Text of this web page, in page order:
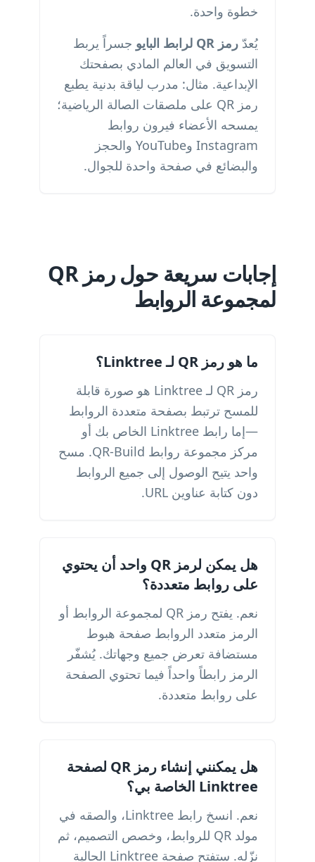
خطوة واحدة.
يُعدّ رمز QR لرابط البايو
جسراً يربط
التسويق في العالم المادي بصفحتك
الإبداعية. مثال: مدرب لياقة بدنية يطبع
رمز QR على ملصقات الصالة الرياضية؛
يمسحه الأعضاء فيرون روابط
Instagram وYouTube والحجز
والبضائع في صفحة واحدة للجوال.
إجابات سريعة حول رمز QR
لمجموعة الروابط
ما هو رمز QR لـ Linktree؟
رمز QR لـ Linktree هو صورة قابلة
للمسح ترتبط بصفحة متعددة الروابط
—إما رابط Linktree الخاص بك أو
مركز مجموعة روابط QR-Build. مسح
واحد يتيح الوصول إلى جميع الروابط
دون كتابة عناوين URL.
هل يمكن لرمز QR واحد أن يحتوي
على روابط متعددة؟
نعم. يفتح رمز QR لمجموعة الروابط أو
الرمز متعدد الروابط صفحة هبوط
مستضافة تعرض جميع وجهاتك. يُشفّر
الرمز رابطاً واحداً فيما تحتوي الصفحة
على روابط متعددة.
هل يمكنني إنشاء رمز QR لصفحة
Linktree الخاصة بي؟
نعم. انسخ رابط Linktree، والصقه في
مولد QR للروابط، وخصص التصميم، ثم
نزّله. ستفتح صفحة Linktree الحالية